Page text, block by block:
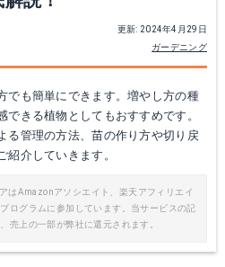
更新: 2024年4月29日
ガーデニング
でも簡単にできます。増やし方の種
きる植物としてもおすすめです。
る管理の方法、苗の作り方や切り戻
紹介していきます。
はAmazonアソシエイト、楽天アフィリエイ
ログラムに参加しています。当サービスの記
売上の一部が弊社に還元されます。
Amazonで詳細を見る
楽天で詳細を見る